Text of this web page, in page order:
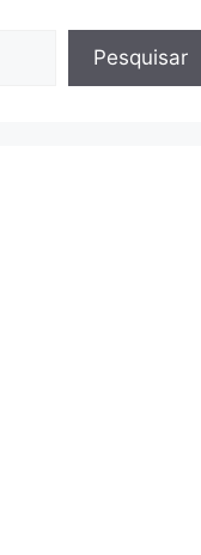
Pesquisar